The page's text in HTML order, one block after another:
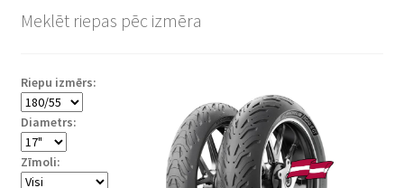
Meklēt riepas pēc izmēra
Riepu izmērs:
Diametrs:
Zīmoli: